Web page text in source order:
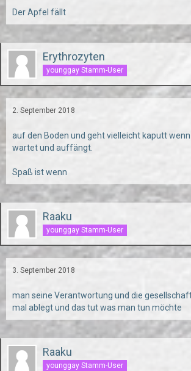
Der Apfel fällt
Erythrozyten
younggay Stamm-User
2. September 2018
auf den Boden und geht vielleicht kaputt
wartet und auffängt.
Spaß ist wenn
Raaku
younggay Stamm-User
3. September 2018
man seine Verantwortung und die
mal ablegt und das tut was man tun möchte
Raaku
younggay Stamm-User